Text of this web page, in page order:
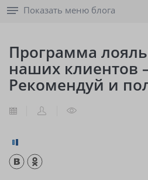
Показать меню блога
Программа
наших клиентов
Рекомендуй и